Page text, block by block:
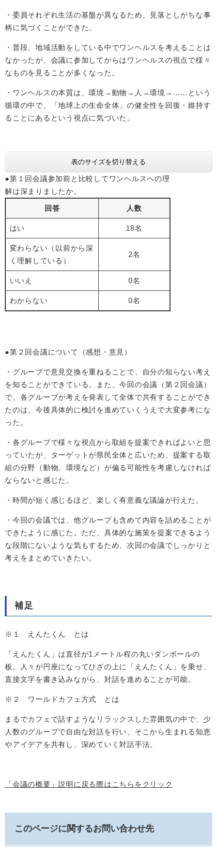
・委員それぞれ生活の基盤が異なるため、見落としがちな事
柄に気づくことができた。
・普段、地域活動をしている中でワンヘルスを考えることは
なかったが、会議に参加してからはワンヘルスの視点で様々
なものを見ることが多くなった。
・ワンヘルスの本質は、環境→動物→人→環境→……という
循環の中で、「地球上の生命全体」の健全性を回復・維持す
ることにあるという視点に気づいた。
表のサイズを切り替える
●第１回会議参加前と比較してワンヘルスへの理
解は深まりましたか。
回答 人数
はい 18名
変わらない（以前から深
く理解している）
2名
いいえ 0名
わからない 0名
●第２回会議について（感想・意見）
・グループで意見交換を重ねることで、自分の知らない考え
を知ることができている。また、今回の会議（第２回会議）
で、各グループが考えを発表して全体で共有することができ
たのは、今後具体的に検討を進めていくうえで大変参考にな
った。
・各グループで様々な視点から取組を提案できればよいと思
っていたが、ターゲットが県民全体と広いため、提案する取
組の分野（動物、環境など）が偏る可能性を考慮しなければ
ならないと感じた。
・時間が短く感じるほど、楽しく有意義な議論が行えた。
・今回の会議では、他グループも含めて内容を詰めることが
できたように感じた。ただ、具体的な施策を提案できるよう
な段階にないような気もするため、次回の会議でしっかりと
考えをまとめていきたい。
補足
※１ えんたくん とは
「えんたくん」は直径が1メートル程の丸いダンボールの
板。人々が円座になってひざの上に「えんたくん」を乗せ、
直接文字を書き込みながら、対話を進めることが可能。
※２ ワールドカフェ方式 とは
まるでカフェで話すようなリラックスした雰囲気の中で、少
人数のグループで自由な対話を行い、そこから生まれる知恵
やアイデアを共有し、深めていく対話手法。
「会議の概要」説明に戻る際はこちらをクリック
このページに関するお問い合わせ先